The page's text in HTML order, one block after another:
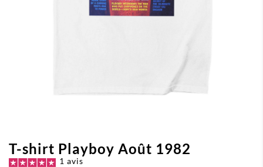
T-shirt Playboy Août 1982
1 avis